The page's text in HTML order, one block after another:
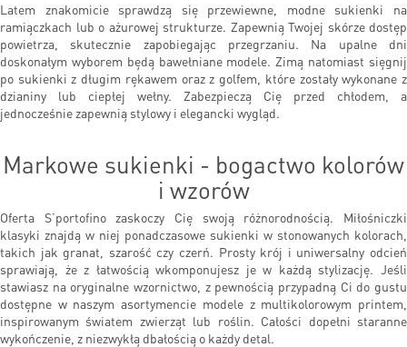
Latem znakomicie sprawdzą się przewiewne, modne sukienki na
ramiączkach lub o ażurowej strukturze. Zapewnią Twojej skórze dostęp
powietrza, skutecznie zapobiegając przegrzaniu. Na upalne dni
doskonałym wyborem będą bawełniane modele. Zimą natomiast sięgnij
po sukienki z długim rękawem oraz z golfem, które zostały wykonane z
dzianiny lub ciepłej wełny. Zabezpieczą Cię przed chłodem, a
jednocześnie zapewnią stylowy i elegancki wygląd.
Markowe sukienki - bogactwo kolorów
i wzorów
Oferta S’portofino zaskoczy Cię swoją różnorodnością. Miłośniczki
klasyki znajdą w niej ponadczasowe sukienki w stonowanych kolorach,
takich jak granat, szarość czy czerń. Prosty krój i uniwersalny odcień
sprawiają, że z łatwością wkomponujesz je w każdą stylizację. Jeśli
stawiasz na oryginalne wzornictwo, z pewnością przypadną Ci do gustu
dostępne w naszym asortymencie modele z multikolorowym printem,
inspirowanym światem zwierząt lub roślin. Całości dopełni staranne
wykończenie, z niezwykłą dbałością o każdy detal.